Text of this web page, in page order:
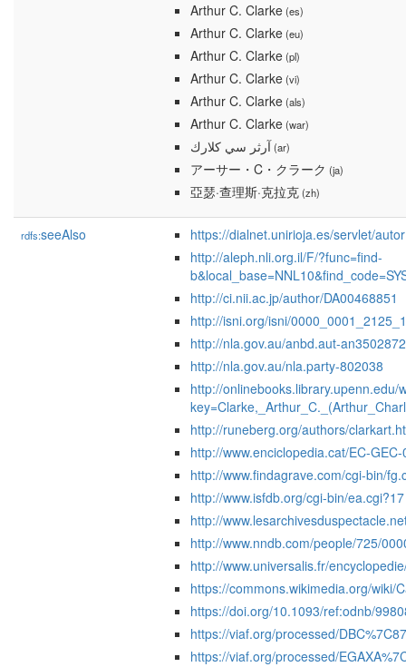
Arthur C. Clarke(es)
Arthur C. Clarke(eu)
Arthur C. Clarke(pl)
Arthur C. Clarke(vi)
Arthur C. Clarke(als)
Arthur C. Clarke(war)
آرثر سي كلارك(ar)
アーサー・C・クラーク (ja)
亞瑟·查理斯·克拉克(zh)
rdfs:seeAlso
https://dialnet.unirioja.es/servlet/
http://aleph.nli.org.il/F/?func=find-
http://ci.nii.ac.jp/author/DA00468851
http://isni.org/isni/
http://nla.gov.au/anbd.aut-
http://nla.gov.au/nla.party-802038
http://onlinebooks.library.upenn.edu/
http://runeberg.org/authors/
http://www.enciclopedia.cat/EC-
http://www.findagrave.com/cgi-bin/
http://www.isfdb.org/cgi-bin/ea.cgi?17
http://
http://www.nndb.com/people/725/
http://www.universalis.fr/
https://commons.wikimedia.org/wiki/
https://doi.org/10.1093/ref:odnb/
https://viaf.org/processed/
https://viaf.org/processed/